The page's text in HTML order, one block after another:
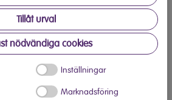
Tillåt urval
nödvändiga cookies
Inställningar
Marknadsföring
som sedan testas noggrant i
produkt når butikerna säkerställer
vi vill och att de är säkra för
är avgörande för vilka